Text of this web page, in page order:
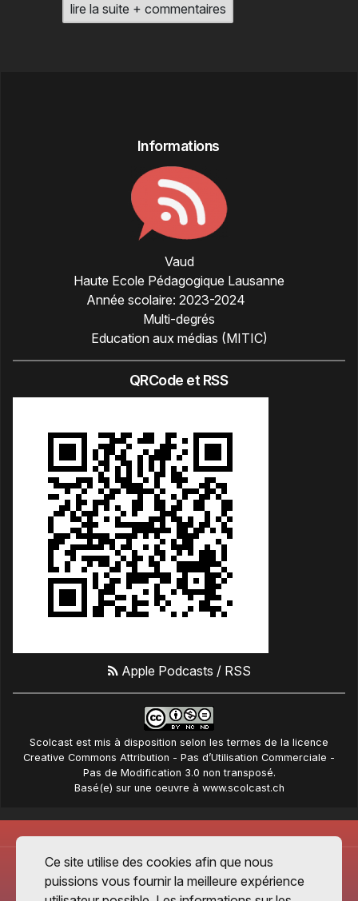
lire la suite + commentaires
Informations
Vaud
Haute Ecole Pédagogique Lausanne
Année scolaire: 2023-2024
Multi-degrés
Education aux médias (MITIC)
QRCode et RSS
Apple Podcasts / RSS
Scolcast est mis à disposition selon les termes de la licence
Creative Commons Attribution - Pas d’Utilisation Commerciale -
Pas de Modification 3.0 non transposé.
Basé(e) sur une oeuvre à www.scolcast.ch
Ce site utilise des cookies afin que nous
puissions vous fournir la meilleure expérience